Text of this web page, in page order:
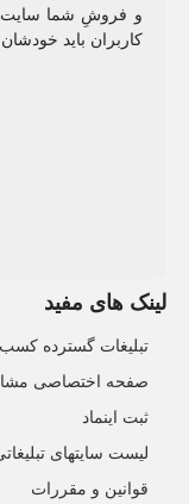
و فروشِ شما سایت
کاربران باید
لینک های مفید
تبلیغات گسترده کسب
صفحه اختصاصی
ثبت اینماد
لیست سایتهای
قوانین و مقررات